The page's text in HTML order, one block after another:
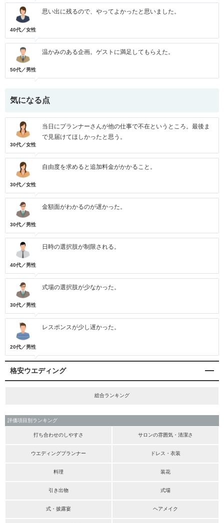
40代／女性
思い出に残るので、やってよかったと思いました。
50代／男性
温かみのある企画。ゲストに満足してもらえた。
気になる点
30代／女性
当日にプランナーさんが他の仕事で不在というところ。最後ま
で見届けてほしかったと思う。
30代／女性
自由度を求めると追加料金がかかること。
30代／男性
金額面がわかるのが遅かった。
40代／男性
日時の選択肢が制限される。
30代／男性
式場の選択肢が少なかった。
20代／男性
レスポンスが少し遅かった。
格安ウエディング
総合ランキング
評価項目別ランキング
打ち合わせのしやすさ サロンの雰囲気・清潔さ
ウエディングプランナー ドレス・衣装
料理 装花
引き出物 式場
式・披露宴 ヘアメイク